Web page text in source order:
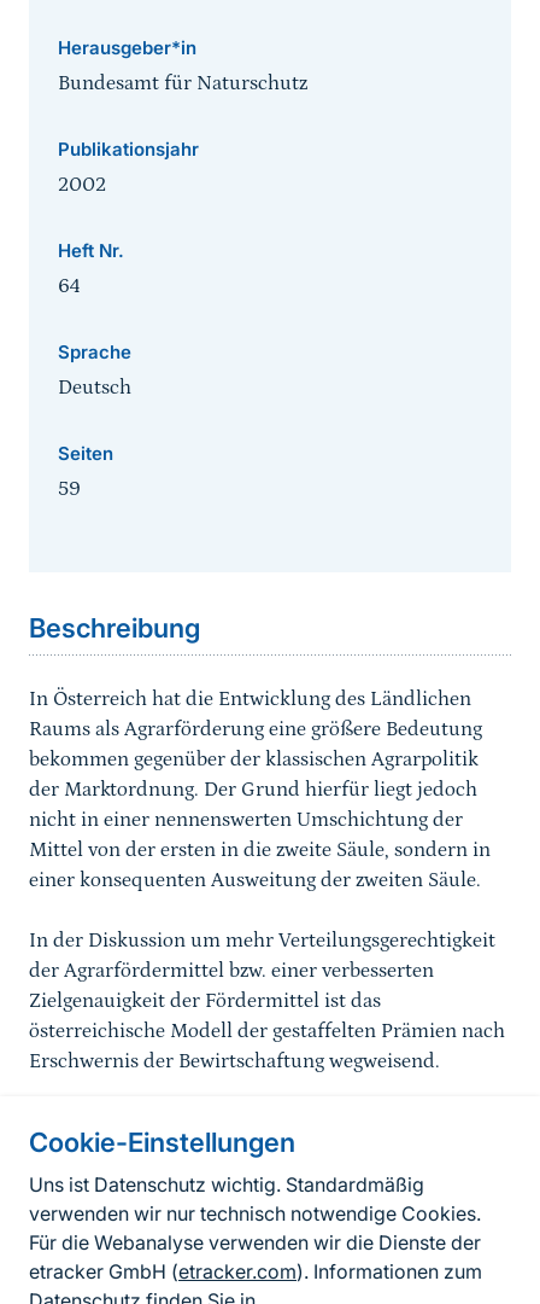
Cookie-Einstellungen
Uns ist Datenschutz wichtig. Standardmäßig
verwenden wir nur technisch notwendige Cookies.
Für die Webanalyse verwenden wir die Dienste der
etracker GmbH (etracker.com). Informationen zum
Herausgeber*in
Bundesamt für Naturschutz
Publikationsjahr
2002
Heft Nr.
64
Sprache
Deutsch
Seiten
59
Beschreibung
In Österreich hat die Entwicklung des Ländlichen
Raums als Agrarförderung eine größere Bedeutung
bekommen gegenüber der klassischen Agrarpolitik
der Marktordnung. Der Grund hierfür liegt jedoch
nicht in einer nennenswerten Umschichtung der
Mittel von der ersten in die zweite Säule, sondern in
einer konsequenten Ausweitung der zweiten Säule.
In der Diskussion um mehr Verteilungsgerechtigkeit
der Agrarfördermittel bzw. einer verbesserten
Zielgenauigkeit der Fördermittel ist das
österreichische Modell der gestaffelten Prämien nach
Erschwernis der Bewirtschaftung wegweisend.
Informationen zur Seite
FußzeileKontakt zum BfN
Kontaktformular